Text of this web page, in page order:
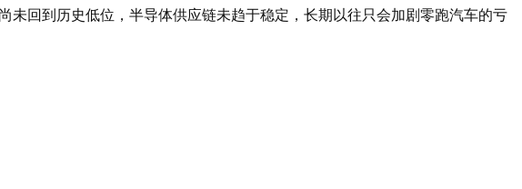
未回到历史低位，半导体供应链未趋于稳定，长期以往只会加剧零跑汽车的亏